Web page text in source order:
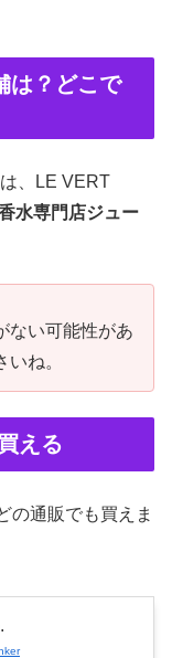
？どこで
、LE VERT
水専門店ジュー
ない可能性があ
ね。
える
通販でも買えま